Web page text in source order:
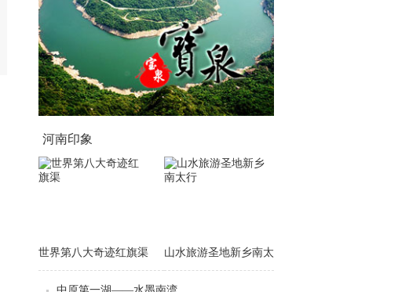
河南印象
世界第八大奇迹红旗渠 山水旅游圣地新乡南太